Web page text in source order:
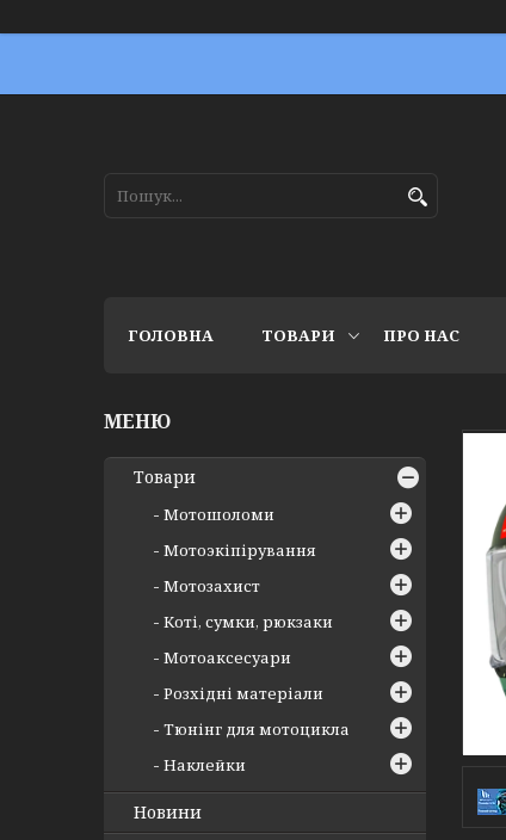
ГОЛОВНА ТОВАРИ ПРО НАС
Товари
Мотошоломи
Мотоэкіпірування
Мотозахист
Коті, сумки, рюкзаки
Мотоаксесуари
Розхідні матеріали
Тюнінг для мотоцикла
Наклейки
Новини